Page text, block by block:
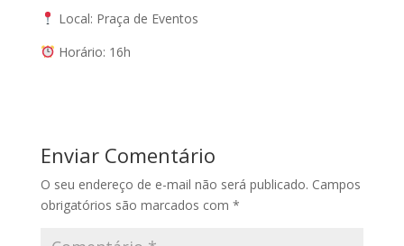
Local: Praça de Eventos
Horário: 16h
Enviar Comentário
O seu endereço de e-mail não será publicado. Campos
obrigatórios são marcados com *